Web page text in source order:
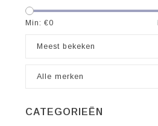
Min: €0
Meest bekeken
Alle merken
CATEGORIEËN